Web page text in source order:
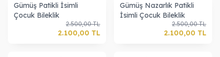
Gümüş Patikli İsimli
Çocuk Bileklik
2.500,00TL
2.100,00 TL
Gümüş Nazarlık Patikli
İsimli Çocuk Bileklik
2.500,00TL
2.100,00 TL